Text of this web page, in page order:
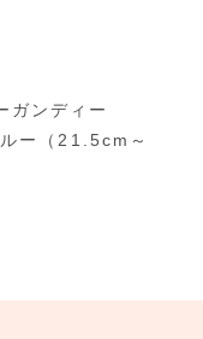
ガンディー
ー（21.5cm～